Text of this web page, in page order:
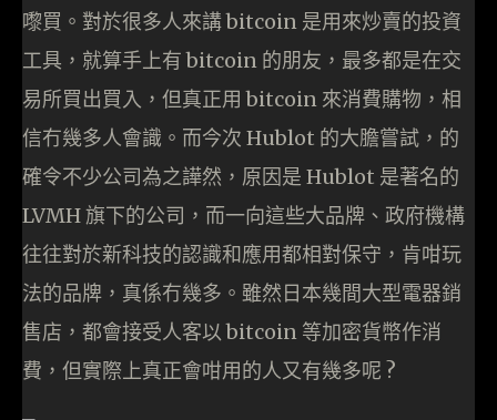
嚟買。對於很多人來講 bitcoin 是用來炒賣的投資
工具，就算手上有 bitcoin 的朋友，最多都是在交
易所買出買入，但真正用 bitcoin 來消費購物，相
信冇幾多人會識。而今次 Hublot 的大膽嘗試，的
確令不少公司為之譁然，原因是 Hublot 是著名的
LVMH 旗下的公司，而一向這些大品牌、政府機構
往往對於新科技的認識和應用都相對保守，肯咁玩
法的品牌，真係冇幾多。雖然日本幾間大型電器銷
售店，都會接受人客以 bitcoin 等加密貨幣作消
費，但實際上真正會咁用的人又有幾多呢 ?